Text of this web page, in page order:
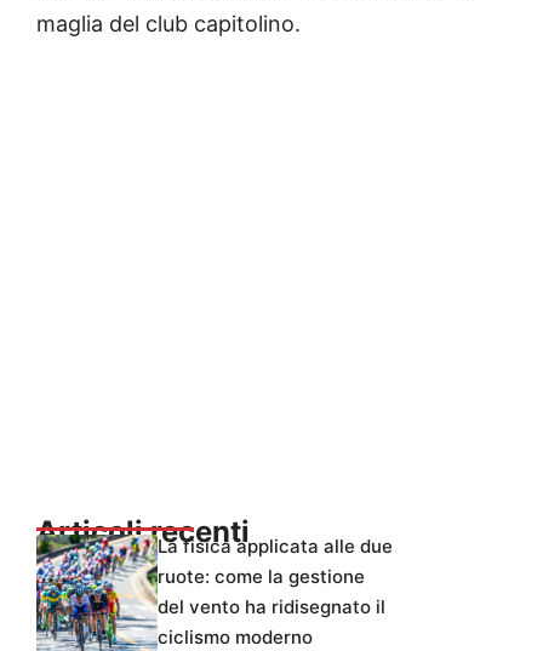
maglia del club capitolino.
Articoli recentiLa fisica applicata alle due
ruote: come la gestione
del vento ha ridisegnato il
ciclismo moderno